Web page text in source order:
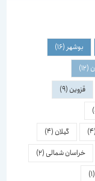
بوشهر(16)
قزوین(9)
گیلان(4)
خراسان شمالی(2)